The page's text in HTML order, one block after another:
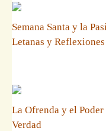
Semana Santa y la
Letanas y Reflexiones
La Ofrenda y el
Verdad